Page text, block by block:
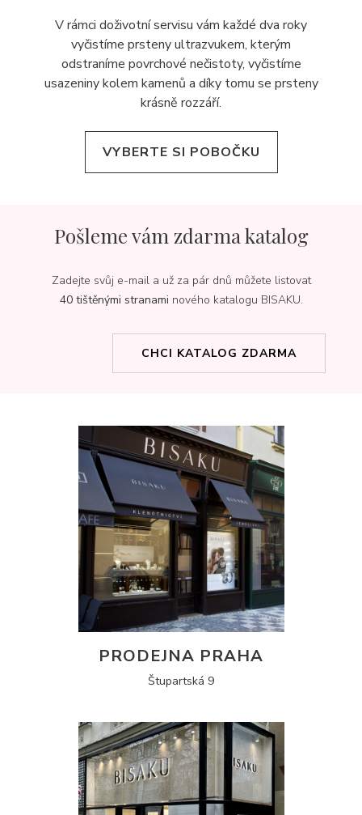
V rámci doživotní servisu vám každé dva roky
vyčistíme prsteny ultrazvukem, kterým
odstraníme povrchové nečistoty, vyčistíme
usazeniny kolem kamenů a díky tomu se prsteny
krásně rozzáří.
VYBERTE SI POBOČKU
Pošleme vám zdarma katalog
Zadejte svůj e-mail a už za pár dnů můžete listovat
40 tištěnými stranami nového katalogu BISAKU.
CHCI KATALOG ZDARMA
PRODEJNA PRAHA
Štupartská 9